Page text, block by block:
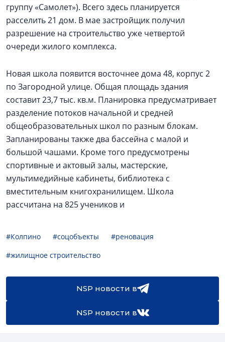
группу «Самолет»). Всего здесь планируется
расселить 21 дом. В мае застройщик получил
разрешение на строительство уже четвертой
очереди жилого комплекса.
Новая школа появится восточнее дома 48, корпус 2
по Загородной улице. Общая площадь здания
составит 23,7 тыс. кв.м. Планировка предусматривает
разделение потоков начальной и средней
общеобразовательных школ по разным блокам.
Запланированы также два бассейна с малой и
большой чашами. Кроме того предусмотрены
спортивные и актовый залы, мастерские,
мультимедийные кабинеты, библиотека с
вместительным книгохранилищем. Школа
рассчитана на 825 учеников и
#Колпино #соцобъекты
#реновация
#жилищное строительство
NSP новости в
NSP новости в